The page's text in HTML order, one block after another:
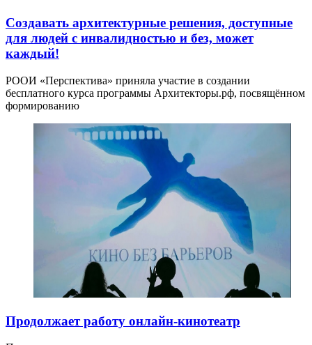
Создавать архитектурные решения, доступные
для людей с инвалидностью и без, может
каждый!
РООИ «Перспектива» приняла участие в создании
бесплатного курса программы Архитекторы.рф, посвящённом
формированию
Продолжает работу онлайн-кинотеатр